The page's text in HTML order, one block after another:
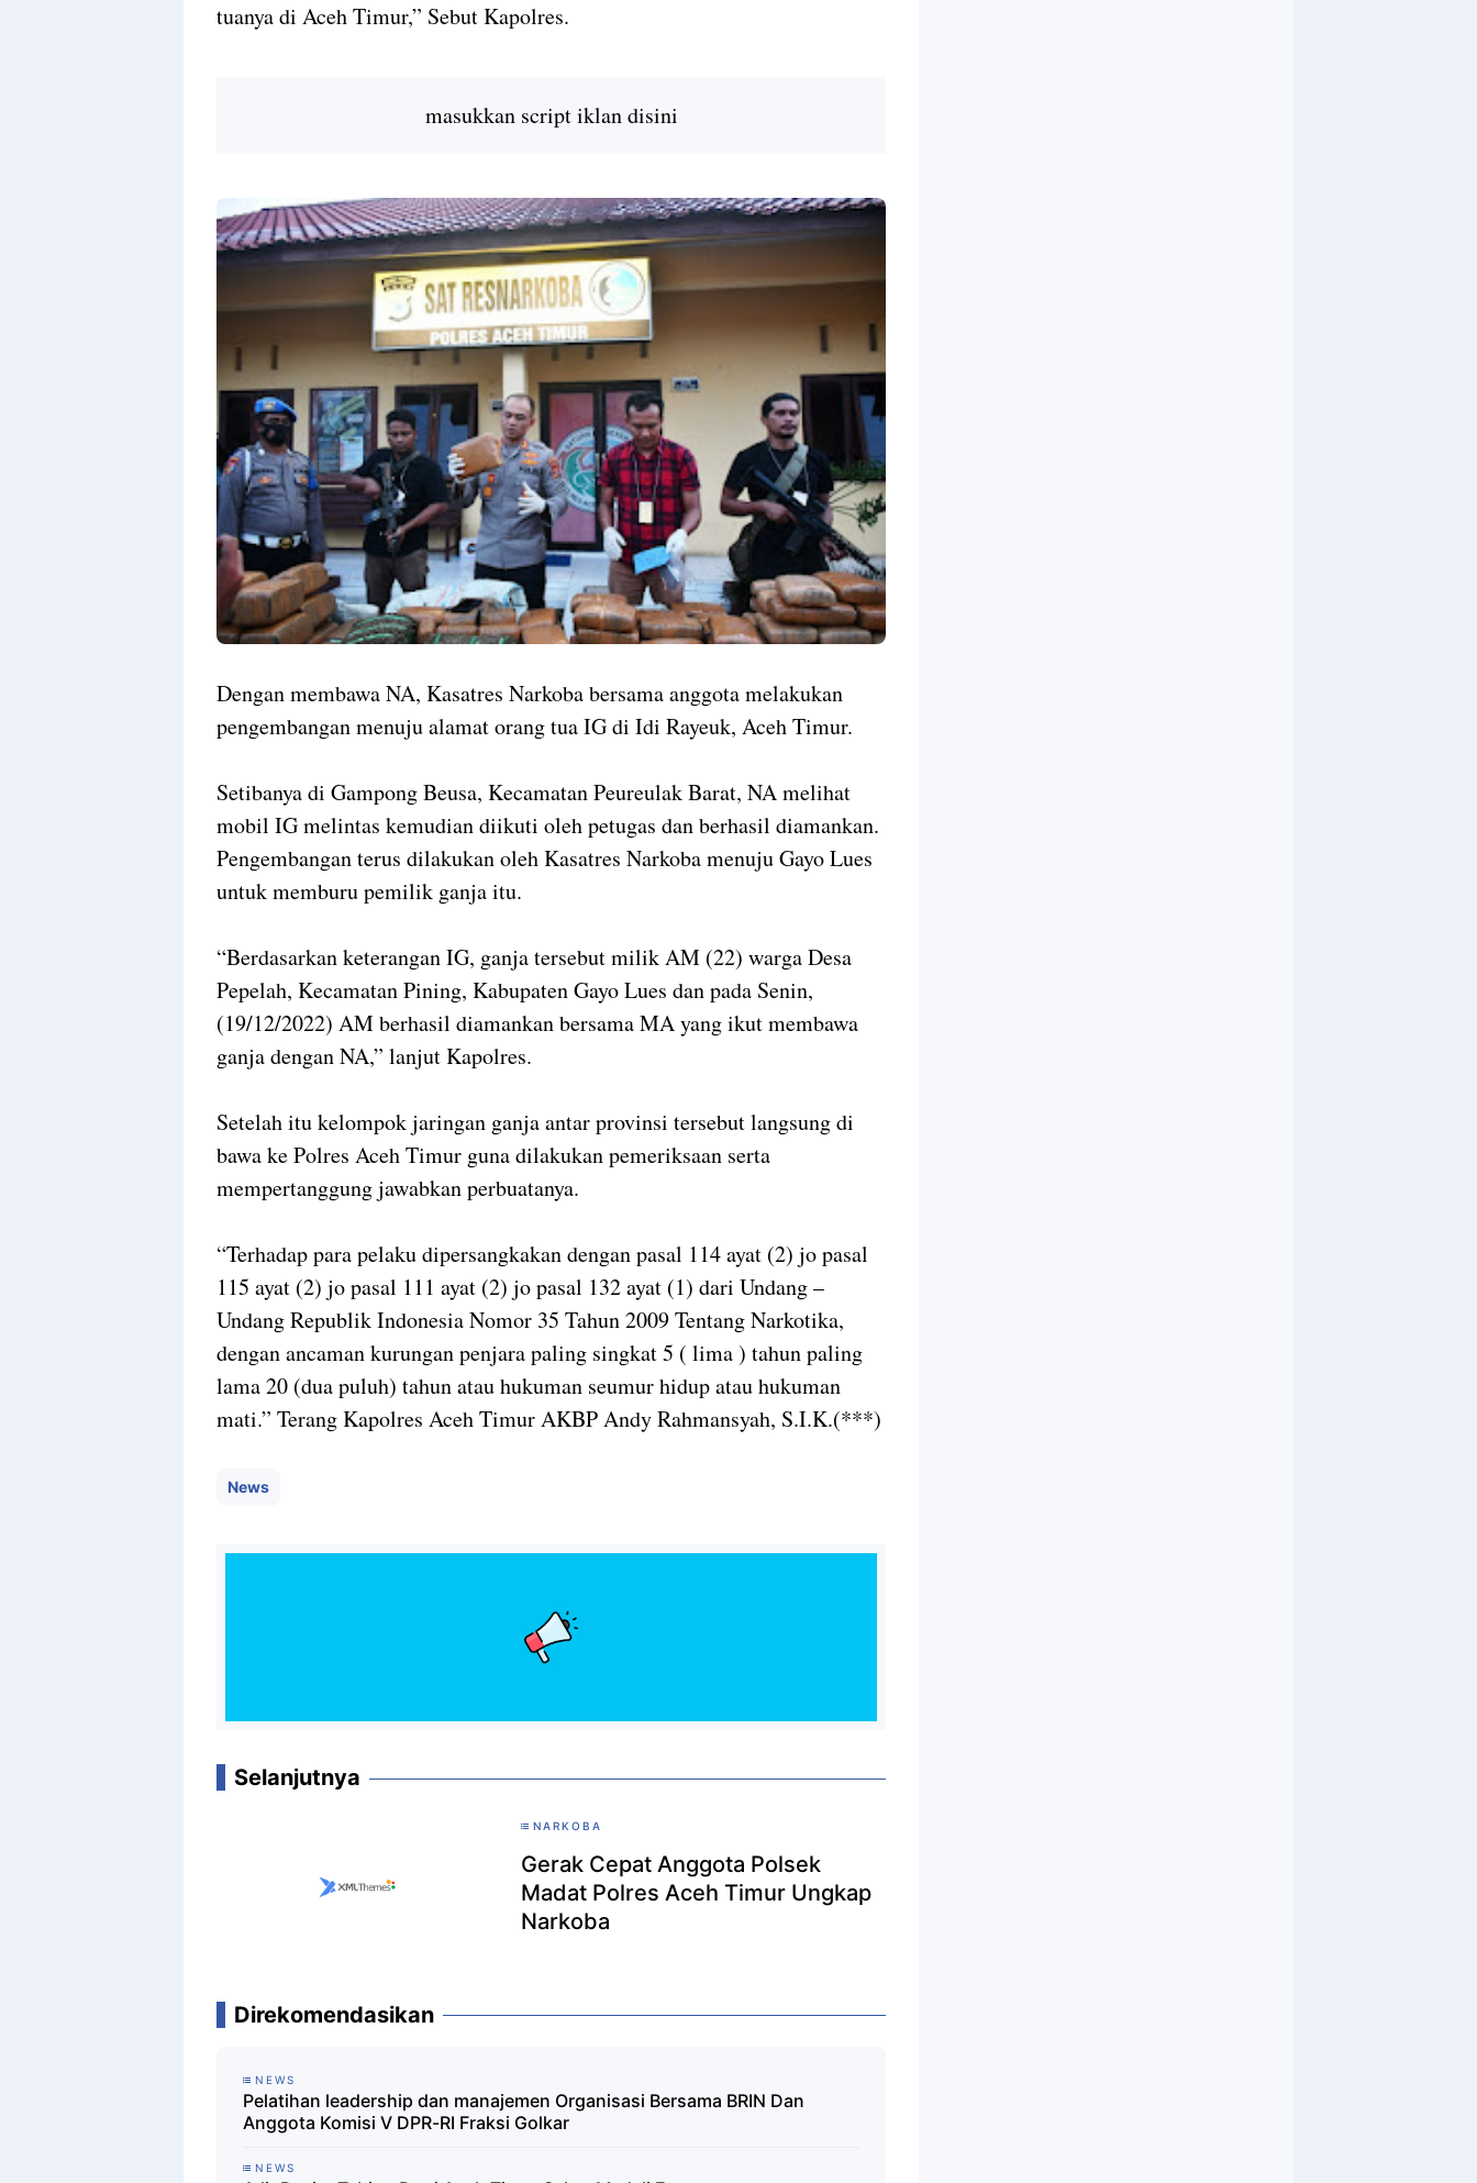
tuanya di Aceh Timur,” Sebut Kapolres.
masukkan script iklan disini
Dengan membawa NA, Kasatres Narkoba bersama anggota melakukan
pengembangan menuju alamat orang tua IG di Idi Rayeuk, Aceh Timur.
Setibanya di Gampong Beusa, Kecamatan Peureulak Barat, NA melihat
mobil IG melintas kemudian diikuti oleh petugas dan berhasil diamankan.
Pengembangan terus dilakukan oleh Kasatres Narkoba menuju Gayo Lues
untuk memburu pemilik ganja itu.
“Berdasarkan keterangan IG, ganja tersebut milik AM (22) warga Desa
Pepelah, Kecamatan Pining, Kabupaten Gayo Lues dan pada Senin,
(19/12/2022) AM berhasil diamankan bersama MA yang ikut membawa
ganja dengan NA,” lanjut Kapolres.
Setelah itu kelompok jaringan ganja antar provinsi tersebut langsung di
bawa ke Polres Aceh Timur guna dilakukan pemeriksaan serta
mempertanggung jawabkan perbuatanya.
“Terhadap para pelaku dipersangkakan dengan pasal 114 ayat (2) jo pasal
115 ayat (2) jo pasal 111 ayat (2) jo pasal 132 ayat (1) dari Undang –
Undang Republik Indonesia Nomor 35 Tahun 2009 Tentang Narkotika,
dengan ancaman kurungan penjara paling singkat 5 ( lima ) tahun paling
lama 20 (dua puluh) tahun atau hukuman seumur hidup atau hukuman
mati.” Terang Kapolres Aceh Timur AKBP Andy Rahmansyah, S.I.K.(***)
News
Selanjutnya
NARKOBA
Gerak Cepat Anggota Polsek
Madat Polres Aceh Timur Ungkap
Narkoba
Direkomendasikan
NEWS
Pelatihan leadership dan manajemen Organisasi Bersama BRIN Dan
Anggota Komisi V DPR-RI Fraksi Golkar
NEWS